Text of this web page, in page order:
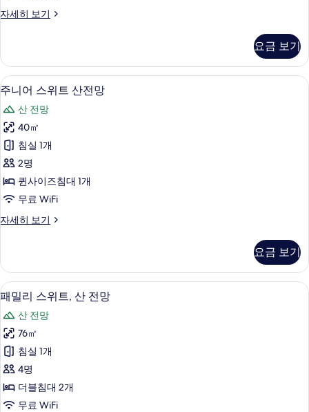
노
산
전
망
사
진
모
두
보
기
자세히 보기
디
글
트
윈
히
노
끼
산
전
망
자
세
히
기
요금 보기
주
니
어
스
위
트
산
망
진
모
두
보
기
주니어 스위트 산전망 | 오리/거위털
12
주니어 스위트 산전망
산 전망
40㎡
침실 1개
2명
퀸사이즈침대 1개
무료 WiFi
자세히 보기
주
위
트
산
전
망
자
세
히
보
기
요금 보기
패
밀
리
스
위
트,
산
33
패밀리 스위트, 산 전망
산 전망
76㎡
침실 1개
4명
더블침대 2개
무료 WiFi